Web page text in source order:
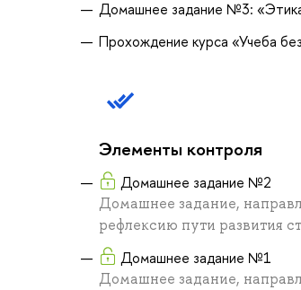
Домашнее задание №3:
Прохождение курса «Учеба
Элементы контроля
Домашнее задание №2
Домашнее задание,
рефлексию пути развития
Домашнее задание №1
Домашнее задание,